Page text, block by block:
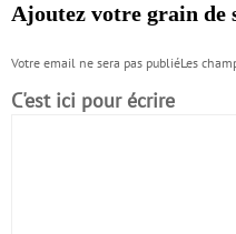
Ajoutez votre grain de
Votre email ne sera pas publiéLes
C'est ici pour écrire